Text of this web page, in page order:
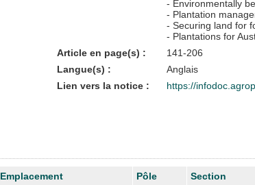
- Environmentally
- Plantation
- Securing land for
- Plantations for
Article en page(s) :
141-206
Langue(s) :
Anglais
Lien vers la notice :
https://
Emplacement Pôle Section